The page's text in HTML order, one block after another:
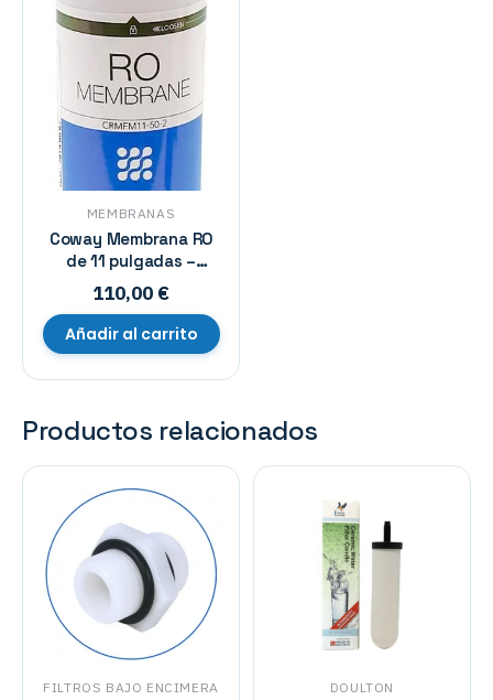
MEMBRANAS
Coway Membrana RO
de 11 pulgadas –
Bayoneta CRM FM 11-
50-2 ATH – P-160
Circle Crystal
110,00 €
Añadir al carrito
Productos relacionados
FILTROS BAJO ENCIMERA DOULTON